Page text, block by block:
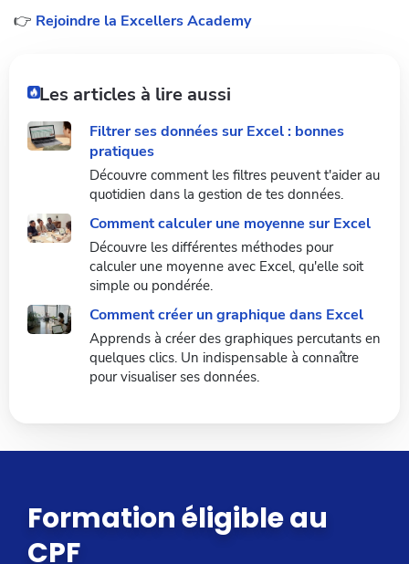
👉 Rejoindre la Excellers Academy
Les articles à lire aussi
Filtrer ses données sur Excel : bonnes
pratiques
Découvre comment les filtres peuvent t'aider au
quotidien dans la gestion de tes données.
Comment calculer une moyenne sur Excel
Découvre les différentes méthodes pour
calculer une moyenne avec Excel, qu'elle soit
simple ou pondérée.
Comment créer un graphique dans Excel
Apprends à créer des graphiques percutants en
quelques clics. Un indispensable à connaître
pour visualiser ses données.
Formation éligible au
CPF